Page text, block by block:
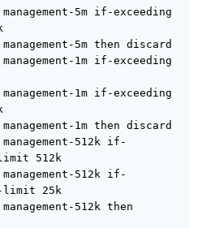
23955
i 159
>195.х.х.х
64
>195.х.х.х
64